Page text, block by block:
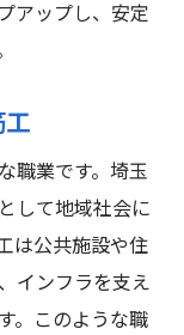
ク活用法
アップし、安定
職業です。埼玉
して地域社会に
は公共施設や住
インフラを支え
。このような職